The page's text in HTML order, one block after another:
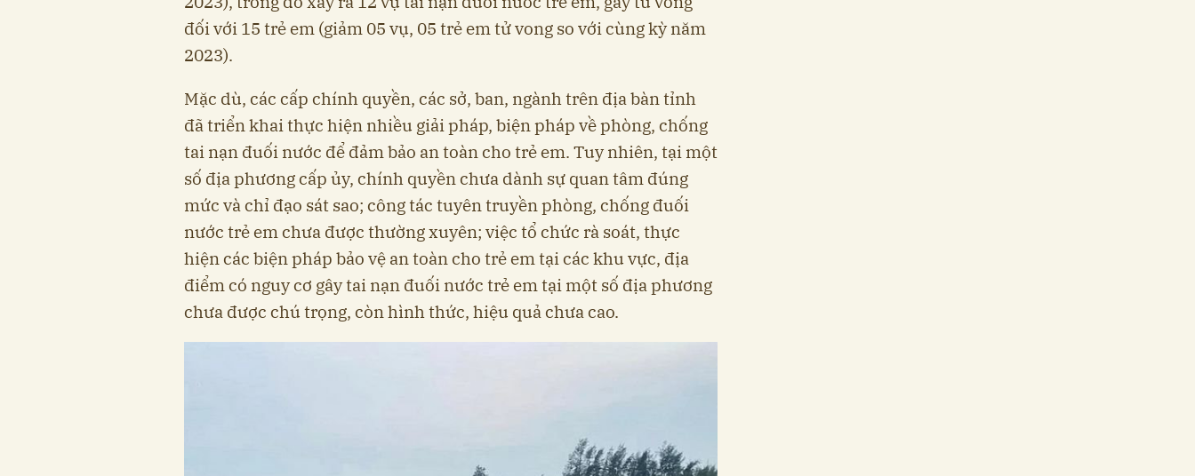
đối với 15 trẻ em (giảm 05 vụ, 05 trẻ em tử vong so với cùng kỳ năm
2023).
Mặc dù, các cấp chính quyền, các sở, ban, ngành trên địa bàn tỉnh
đã triển khai thực hiện nhiều giải pháp, biện pháp về phòng, chống
tai nạn đuối nước để đảm bảo an toàn cho trẻ em. Tuy nhiên, tại một
số địa phương cấp ủy, chính quyền chưa dành sự quan tâm đúng
mức và chỉ đạo sát sao; công tác tuyên truyền phòng, chống đuối
nước trẻ em chưa được thường xuyên; việc tổ chức rà soát, thực
hiện các biện pháp bảo vệ an toàn cho trẻ em tại các khu vực, địa
điểm có nguy cơ gây tai nạn đuối nước trẻ em tại một số địa phương
chưa được chú trọng, còn hình thức, hiệu quả chưa cao.